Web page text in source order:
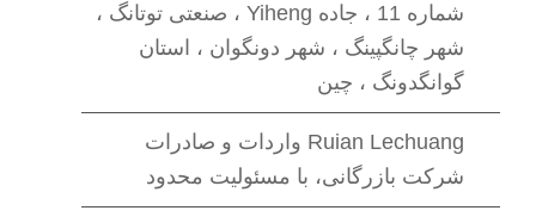
شماره 11 ، جاده Yiheng ، صنعتی توتانگ ،
شهر چانگپینگ ، شهر دونگوان ، استان
گوانگدونگ ، چین
Ruian Lechuang واردات و صادرات
شرکت بازرگانی، با مسئولیت محدود